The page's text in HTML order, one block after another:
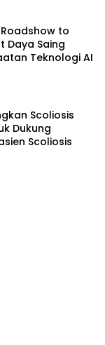
Roadshow to
Daya Saing
Teknologi AI
Scoliosis
Dukung
Scoliosis